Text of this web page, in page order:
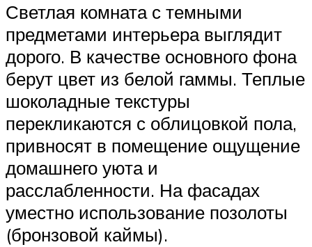
Светлая комната с темными
предметами интерьера выглядит
дорого. В качестве основного фона
берут цвет из белой гаммы. Теплые
шоколадные текстуры
перекликаются с облицовкой пола,
привносят в помещение ощущение
домашнего уюта и
расслабленности. На фасадах
уместно использование позолоты
(бронзовой каймы).